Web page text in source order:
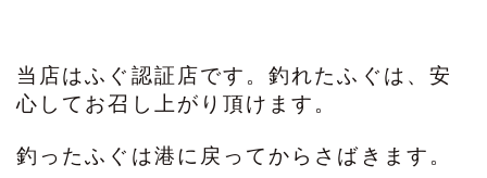
当店はふぐ認証店です。釣れたふぐは、安
心してお召し上がり頂けます。
釣ったふぐは港に戻ってからさばきます。